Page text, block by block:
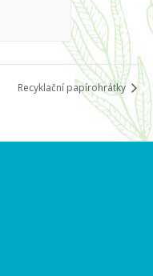
Recyklační papírohrátky